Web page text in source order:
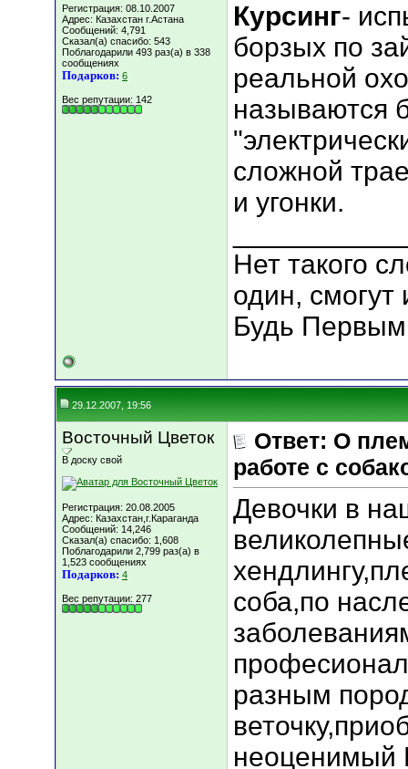
Регистрация: 08.10.2007
Адрес: Казахстан г.Астана
Сообщений: 4,791
Сказал(а) спасибо: 543
Поблагодарили 493 раз(а) в 338
сообщениях
Подарков: 6
Вес репутации: 142
Курсинг-
борзых по
реальной
называются
сложной
и угонки.
Нет такого
один, смогут
Будь
29.12.2007, 19:56
Восточный Цветок
В доску свой
Регистрация: 20.08.2005
Адрес: Казахстан,г.Караганда
Сообщений: 14,246
Сказал(а) спасибо: 1,608
Поблагодарили 2,799 раз(а) в
1,523 сообщениях
Подарков: 4
Вес репутации: 277
Ответ: О
работе с
Девочки в
соба,по
разным
неоценимый